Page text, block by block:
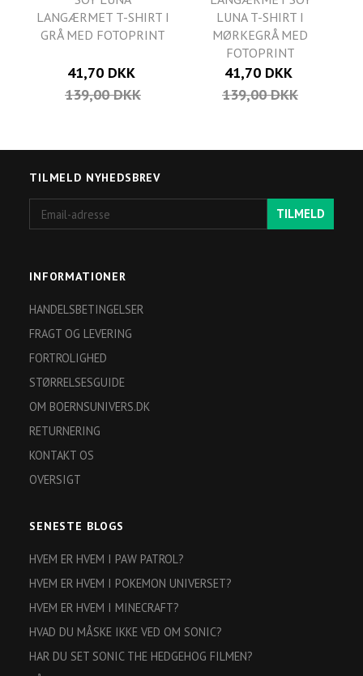
LANGÆRMET T-SHIRT I
GRÅ MED FOTOPRINT
41,70 DKK
139,00 DKK
LUNA T-SHIRT I
MØRKEGRÅ MED
FOTOPRINT
41,70 DKK
139,00 DKK
TILMELD NYHEDSBREV
adresse
TILMELD
INFORMATIONER
HANDELSBETINGELSER
FRAGT OG LEVERING
FORTROLIGHED
STØRRELSESGUIDE
OM BOERNSUNIVERS.DK
RETURNERING
KONTAKT OS
OVERSIGT
SENESTE BLOGS
HVEM ER HVEM I PAW PATROL?
HVEM ER HVEM I POKEMON UNIVERSET?
HVEM ER HVEM I MINECRAFT?
HVAD DU MÅSKE IKKE VED OM SONIC?
HAR DU SET SONIC THE HEDGEHOG FILMEN?